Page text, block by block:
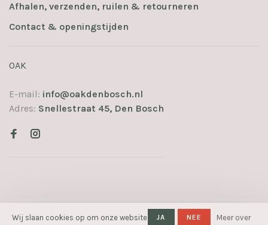
Afhalen, verzenden, ruilen & retourneren
Contact & openingstijden
OAK
E-mail: info@oakdenbosch.nl
Adres: Snellestraat 45, Den Bosch
© Copyright 2026 OAK- Powered
Wij slaan cookies op om onze website JA NEE Meer over